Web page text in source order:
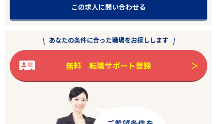
この求人に問い合わせる
あなたの条件に合った職場をお探しします
無料 転職サポート登録